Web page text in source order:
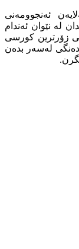
ئەنجوومەنی
لە نێوان ئەندام
زۆرترین کورسی
دەنگی لەسەر بدەن